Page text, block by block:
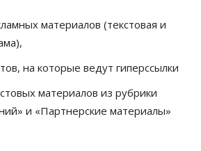
но режима ЧС не будет
защиты от атак БПЛА
материалов (текстовая и
на которые ведут гиперссылки
материалов из рубрики
и «Партнерские материалы»